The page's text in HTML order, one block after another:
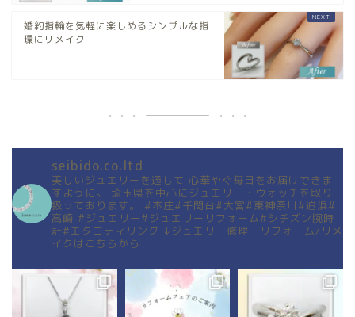
婚約指輪を気軽に楽しめるシンプルな指
環にリメイク
seibido.co.ltd
美しいジュエリーを通して 心華やぐ毎日をお届けできま
すように。
埼玉県を中心にジュエリー・ウォッチを取り
扱っております。
#本庄#千間台#大宮#東神奈川#追浜#
高崎 #ジュエリー#ジュエリーリフォーム#シチズン腕時
計#エタニティリング ↓ジュエリー修理・リフォーム/リメ
イクはこちらから